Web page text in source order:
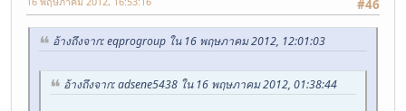
#46
อ้างถึงจาก: eqprogroup ใน 16 พฤษภาคม 2012, 12:01:03
อ้างถึงจาก: adsene5438 ใน 16 พฤษภาคม 2012, 01:38:44